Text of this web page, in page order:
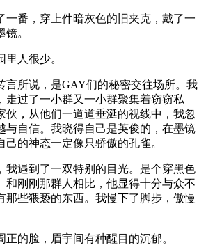
一番，穿上件暗灰色的旧夹克，戴了一
。
人很少。
言所说，是GAY们的秘密交往场所。我
走过了一小群又一小群聚集着窃窃私
伙，从他们一道道垂涎的视线中，我忽
与自信。我晓得自己是英俊的，在墨镜
己的神态一定像只骄傲的孔雀。
我遇到了一双特别的目光。是个穿黑色
和刚刚那群人相比，他显得十分与众不
那些猥亵的东西。我慢下了脚步，傲慢
正的脸，眉宇间有种醒目的沉郁。